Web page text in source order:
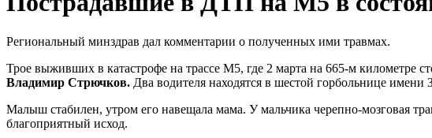
Региональный минздрав дал комментарии о полученных ими травмах.
Трое выживших в катастрофе на трассе М5, где 2 марта на 665-м километре
Владимир Стрючков. Два водителя находятся в шестой горбольнице
Малыш стабилен, утром его навещала мама. У мальчика черепно-мозговая
благоприятный исход.